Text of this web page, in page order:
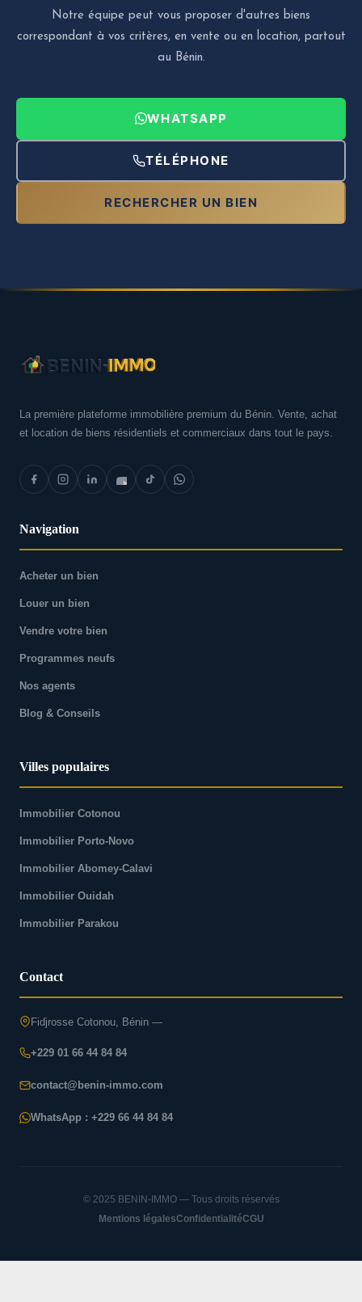
Notre équipe peut vous proposer d'autres biens
correspondant à vos critères, en vente ou en location, partout
au Bénin.
WHATSAPP
TÉLÉPHONE
RECHERCHER UN BIEN
La première plateforme immobilière premium du Bénin. Vente, achat
et location de biens résidentiels et commerciaux dans tout le pays.
Navigation
Acheter un bien
Louer un bien
Vendre votre bien
Programmes neufs
Nos agents
Blog & Conseils
Villes populaires
Immobilier Cotonou
Immobilier Porto-Novo
Immobilier Abomey-Calavi
Immobilier Ouidah
Immobilier Parakou
Contact
Fidjrosse Cotonou, Bénin —
+229 01 66 44 84 84
contact@benin-immo.com
WhatsApp : +229 66 44 84 84
© 2025 BENIN-IMMO — Tous droits réservés
Mentions légalesConfidentialitéCGU